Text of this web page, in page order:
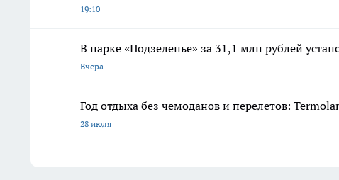
19:10
В парке «Подзеленье» за 31,1 млн рублей
Вчера
Год отдыха без чемоданов и перелетов:
28 июля